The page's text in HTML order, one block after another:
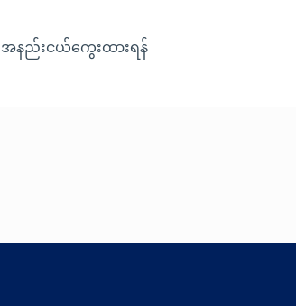
နည်းငယ်ကွေးထားရန်